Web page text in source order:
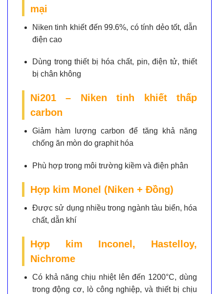
mại
Niken tinh khiết đến 99.6%, có tính dẻo tốt, dẫn
điện cao
Dùng trong thiết bị hóa chất, pin, điện tử, thiết
bị chân không
Ni201 – Niken tinh khiết thấp
carbon
Giảm hàm lượng carbon để tăng khả năng
chống ăn mòn do graphit hóa
Phù hợp trong môi trường kiềm và điện phân
Hợp kim Monel (Niken + Đồng)
Được sử dụng nhiều trong ngành tàu biển, hóa
chất, dẫn khí
Hợp kim Inconel, Hastelloy,
Nichrome
Có khả năng chịu nhiệt lên đến 1200°C, dùng
trong động cơ, lò công nghiệp, và thiết bị chịu